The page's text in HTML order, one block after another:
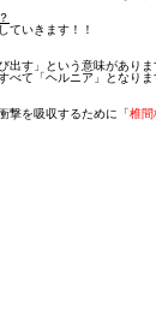
ていきます！！
出す」という意味がありま
て「ヘルニア」となりま
撃を吸収するために「椎間